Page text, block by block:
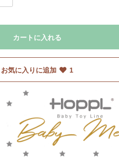
カートに入れる
お気に入りに追加 1